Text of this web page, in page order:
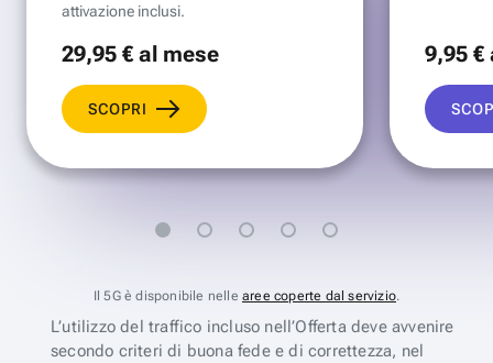
attivazione inclusi.
29,95 €al mese
SCOPRI
9,95 €
Il 5G è disponibile nelle aree coperte dal servizio.
L’utilizzo del traffico incluso nell’Offerta deve avvenire
secondo criteri di buona fede e di correttezza, nel